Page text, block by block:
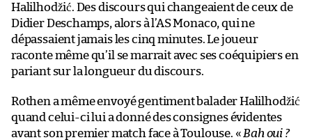
Halilhodžić. Des discours qui changeaient de ceux de
Didier Deschamps, alors à l’AS Monaco, qui ne
dépassaient jamais les cinq minutes. Le joueur
raconte même qu’il se marrait avec ses coéquipiers en
pariant sur la longueur du discours.
Rothen a même envoyé gentiment balader Halilhodžić
quand celui-ci lui a donné des consignes évidentes
avant son premier match face à Toulouse. « Bah oui ?